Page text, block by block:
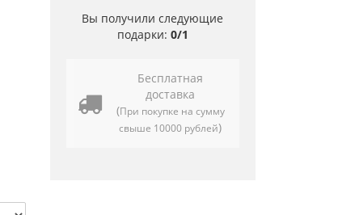
Вы получили следующие
подарки: 0/1
Бесплатная
доставка
(При покупке на сумму
свыше 10000 рублей)